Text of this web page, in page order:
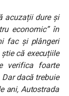
acuzații dure și
economic” în
fac și plângeri
că execuțiile
verifica foarte
dacă trebuie
ani, Autostrada